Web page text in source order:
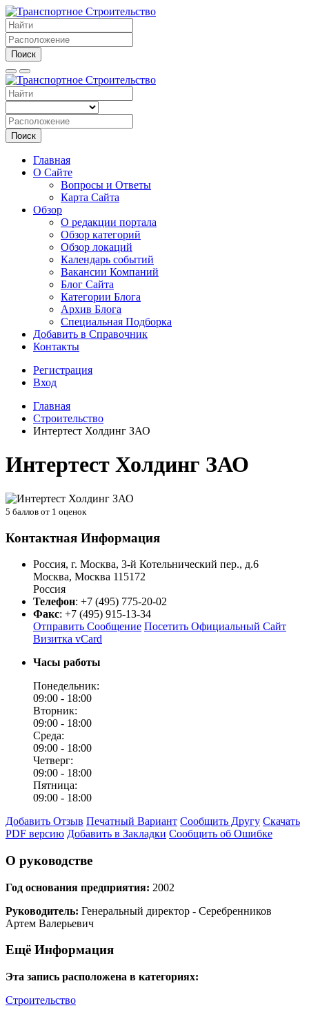
Поиск
Поиск
Главная
О Сайте
Вопросы и Ответы
Карта Сайта
Обзор
О редакции портала
Обзор категорий
Обзор локаций
Календарь событий
Вакансии Компаний
Блог Сайта
Категории Блога
Архив Блога
Специальная Подборка
Добавить в Справочник
Контакты
Регистрация
Вход
Главная
Строительство
Интертест Холдинг ЗАО
Интертест Холдинг ЗАО
5 баллов от 1 оценок
Контактная Информация
Россия, г. Москва, 3-й Котельнический пер., д.6
Москва, Москва 115172
Россия
Телефон: +7 (495) 775-20-02
Факс: +7 (495) 915-13-34
Отправить Сообщение Посетить Официальный Сайт
Визитка vCard
Часы работы
Понедельник:
09:00 - 18:00
Вторник:
09:00 - 18:00
Среда:
09:00 - 18:00
Четверг:
09:00 - 18:00
Пятница:
09:00 - 18:00
Добавить Отзыв Печатный Вариант Сообщить Другу Скачать
PDF версию Добавить в Закладки Сообщить об Ошибке
О руководстве
Год основания предприятия: 2002
Руководитель: Генеральный директор - Серебренников
Артем Валерьевич
Ещё Информация
Эта запись расположена в категориях:
Строительство